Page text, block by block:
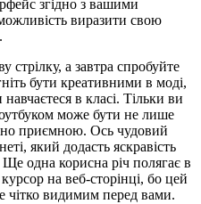
згідно з вашими
виразити свою
стрілку, а завтра спробуйте
бути креативними в моді,
в класі. Тільки ви
може бути не лише
приємною. Ось чудовий
який додасть яскравість
Ще одна корисна річ полягає в
на веб-сторінці, бо цей
чітко видимим перед вами.